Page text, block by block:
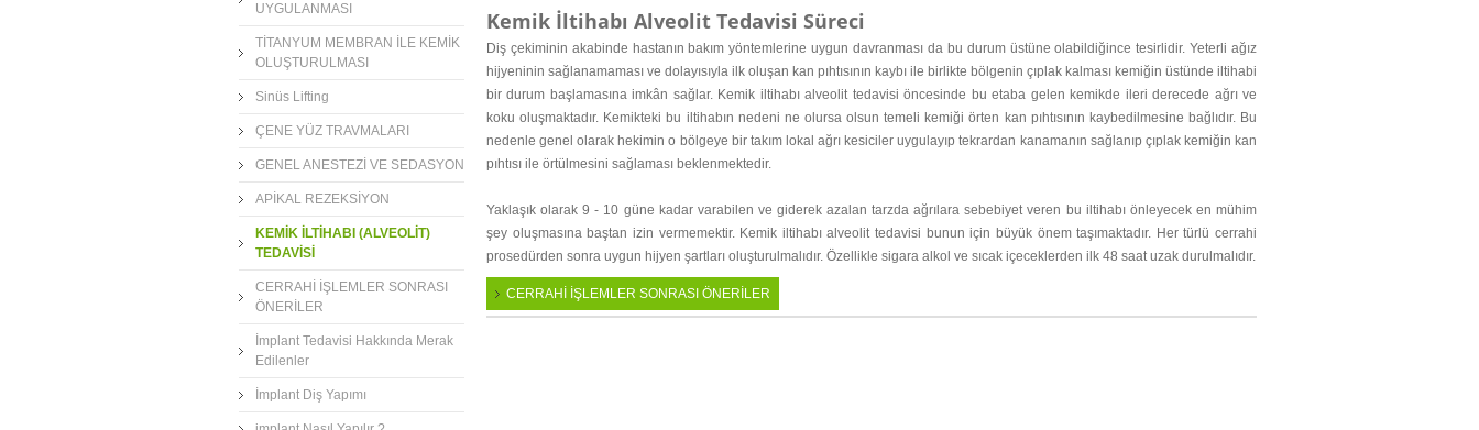
UYGULANMASI
TİTANYUM MEMBRAN İLE KEMİK
OLUŞTURULMASI
Sinüs Lifting
ÇENE YÜZ TRAVMALARI
GENEL ANESTEZİ VE SEDASYON
APİKAL REZEKSİYON
KEMİK İLTİHABI (ALVEOLİT)
TEDAVİSİ
CERRAHİ İŞLEMLER SONRASI
ÖNERİLER
İmplant Tedavisi Hakkında Merak
Edilenler
İmplant Diş Yapımı
Kemik İltihabı Alveolit Tedavisi Süreci
Diş çekiminin akabinde hastanın bakım yöntemlerine uygun davranması da bu durum üstüne olabildiğince tesirlidir. Yeterli ağız
hijyeninin sağlanamaması ve dolayısıyla ilk oluşan kan pıhtısının kaybı ile birlikte bölgenin çıplak kalması kemiğin üstünde iltihabi
bir durum başlamasına imkân sağlar. Kemik iltihabı alveolit tedavisi öncesinde bu etaba gelen kemikde ileri derecede ağrı ve
koku oluşmaktadır. Kemikteki bu iltihabın nedeni ne olursa olsun temeli kemiği örten kan pıhtısının kaybedilmesine bağlıdır. Bu
nedenle genel olarak hekimin o bölgeye bir takım lokal ağrı kesiciler uygulayıp tekrardan kanamanın sağlanıp çıplak kemiğin kan
pıhtısı ile örtülmesini sağlaması beklenmektedir.
Yaklaşık olarak 9 - 10 güne kadar varabilen ve giderek azalan tarzda ağrılara sebebiyet veren bu iltihabı önleyecek en mühim
şey oluşmasına baştan izin vermemektir. Kemik iltihabı alveolit tedavisi bunun için büyük önem taşımaktadır. Her türlü cerrahi
prosedürden sonra uygun hijyen şartları oluşturulmalıdır. Özellikle sigara alkol ve sıcak içeceklerden ilk 48 saat uzak durulmalıdır.
CERRAHİ İŞLEMLER SONRASI ÖNERİLER